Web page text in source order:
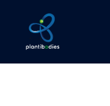
contenu